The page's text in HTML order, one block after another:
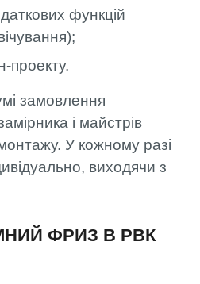
функцій
проекту.
замовлення
і майстрів
У кожному разі
виходячи з
ФРИЗ В РВК